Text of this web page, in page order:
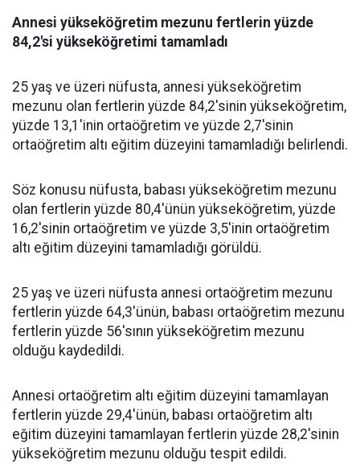
Annesi yükseköğretim mezunu fertlerin yüzde
84,2'si yükseköğretimi tamamladı
25 yaş ve üzeri nüfusta, annesi yükseköğretim
mezunu olan fertlerin yüzde 84,2'sinin yükseköğretim,
yüzde 13,1'inin ortaöğretim ve yüzde 2,7'sinin
ortaöğretim altı eğitim düzeyini tamamladığı belirlendi.
Söz konusu nüfusta, babası yükseköğretim mezunu
olan fertlerin yüzde 80,4'ünün yükseköğretim, yüzde
16,2'sinin ortaöğretim ve yüzde 3,5'inin ortaöğretim
altı eğitim düzeyini tamamladığı görüldü.
25 yaş ve üzeri nüfusta annesi ortaöğretim mezunu
fertlerin yüzde 64,3'ünün, babası ortaöğretim mezunu
fertlerin yüzde 56'sının yükseköğretim mezunu
olduğu kaydedildi.
Annesi ortaöğretim altı eğitim düzeyini tamamlayan
fertlerin yüzde 29,4'ünün, babası ortaöğretim altı
eğitim düzeyini tamamlayan fertlerin yüzde 28,2'sinin
yükseköğretim mezunu olduğu tespit edildi.